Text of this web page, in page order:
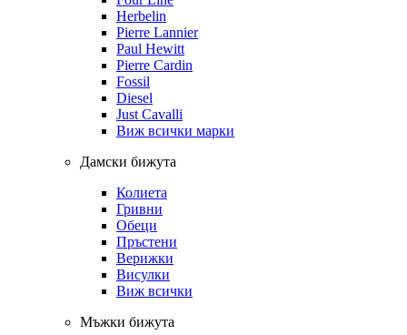
Herbelin
Pierre Lannier
Paul Hewitt
Pierre Cardin
Fossil
Diesel
Just Cavalli
Виж всички марки
Дамски бижута
Колиета
Гривни
Обеци
Пръстени
Верижки
Висулки
Виж всички
Мъжки бижута